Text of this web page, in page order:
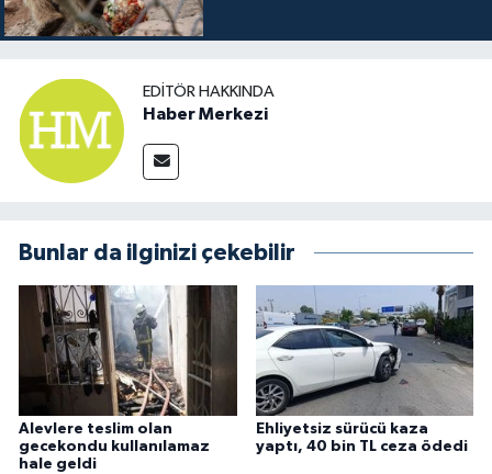
EDITÖR HAKKINDA
Haber Merkezi
Bunlar da ilginizi çekebilir
Alevlere teslim olan
gecekondu kullanılamaz
hale geldi
Ehliyetsiz sürücü kaza
yaptı, 40 bin TL ceza ödedi